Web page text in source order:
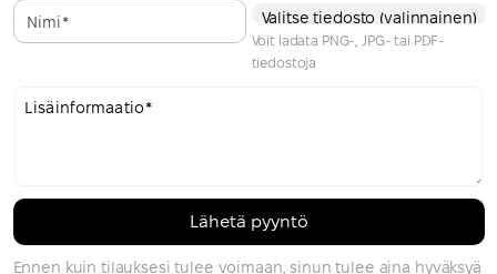
Nimi Valitse tiedosto (valinnainen)
Voit ladata PNG-, JPG- tai PDF-
tiedostoja
Lisäinformaatio
Ennen kuin tilauksesi tulee voimaan, sinun tulee aina hyväksyä